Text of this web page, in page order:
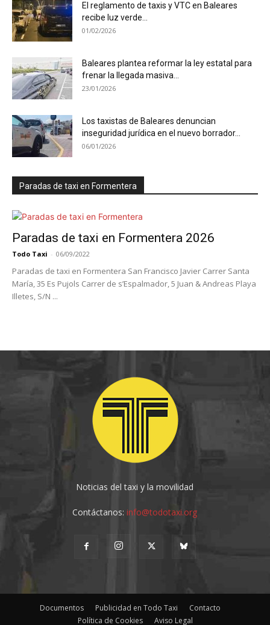
El reglamento de taxis y VTC en Baleares
recibe luz verde...
01/02/2026
Baleares plantea reformar la ley estatal para
frenar la llegada masiva...
23/01/2026
Los taxistas de Baleares denuncian
inseguridad jurídica en el nuevo borrador...
06/01/2026
Paradas de taxi en Formentera
Paradas de taxi en Formentera 2026
Todo Taxi - 06/09/2022
Paradas de taxi en Formentera San Francisco Javier Carrer Santa
María, 35 Es Pujols Carrer de s’Espalmador, 5 Juan & Andreas Playa
Illetes, S/N ...
Noticias del taxi y la movilidad
Contáctanos:info@todotaxi.org
Documentos Publicidad en Todo Taxi
Contacto
Política de Cookies
Aviso Legal